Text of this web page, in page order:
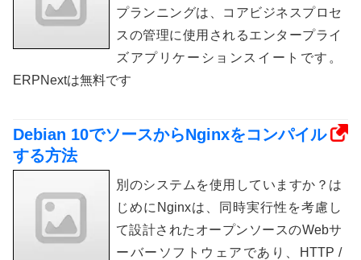
プランニングは、コアビジネスプロセ
スの管理に使用されるエンタープライ
ズアプリケーションスイートです。
ERPNextは無料です
Debian 10でソースからNginxをコンパイル
する方法
別のシステムを使用していますか？は
じめにNginxは、同時実行性を考慮し
て設計されたオープンソースのWebサ
ーバーソフトウェアであり、HTTP /